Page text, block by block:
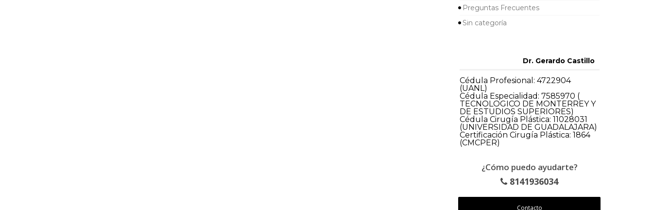
Preguntas Frecuentes
Sin categoría
Dr. Gerardo Castillo
Cédula Profesional: 4722904
(UANL)
Cédula Especialidad: 7585970 (
TECNOLOGICO DE MONTERREY Y
DE ESTUDIOS SUPERIORES)
Cédula Cirugía Plástica: 11028031
(UNIVERSIDAD DE GUADALAJARA)
Certificación Cirugía Plástica: 1864
(CMCPER)
¿Cómo puedo ayudarte?
8141936034
Contacto